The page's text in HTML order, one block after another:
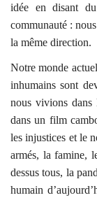
idée en disant
communauté :
la même direction.
Notre monde
inhumains sont
nous vivions dans
dans un film
les injustices et le
armés, la famine,
dessus tous, la
humain